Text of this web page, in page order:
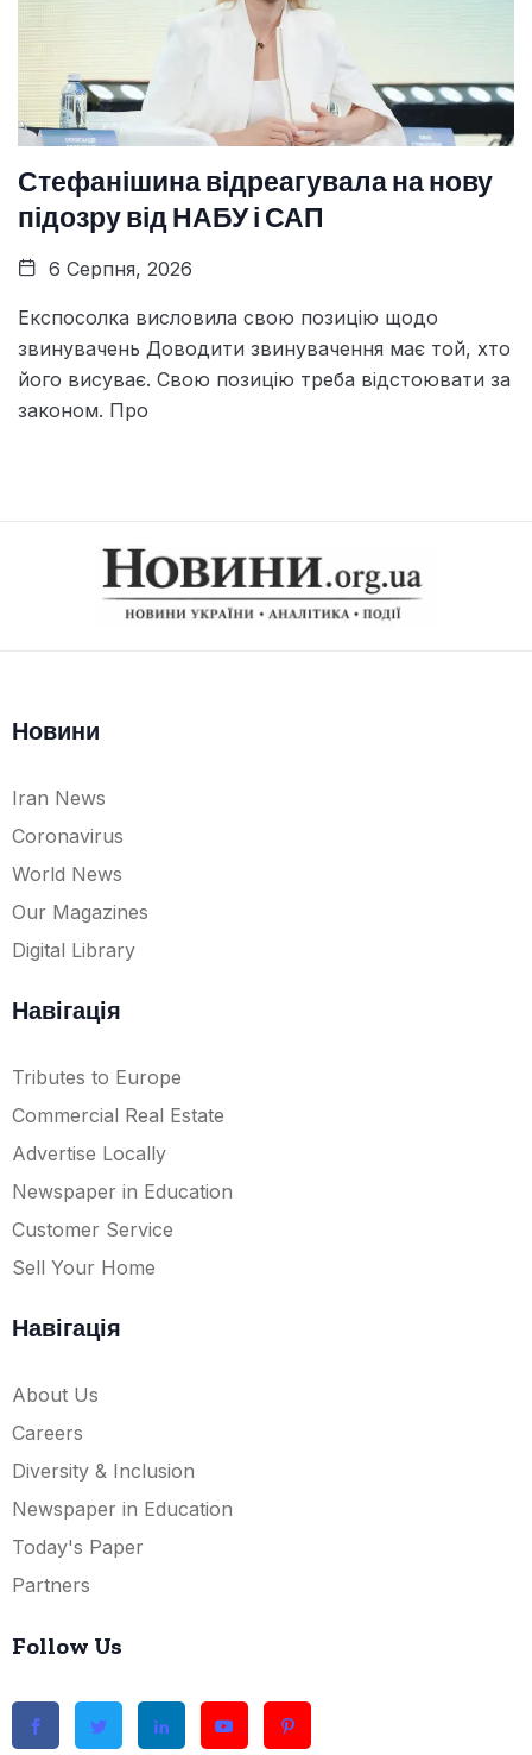
Стефанішина відреагувала на нову
підозру від НАБУ і САП
6 Серпня, 2026
Експосолка висловила свою позицію щодо
звинувачень Доводити звинувачення має той, хто
його висуває. Свою позицію треба відстоювати за
законом. Про
Новини
Iran News
Coronavirus
World News
Our Magazines
Digital Library
Навігація
Tributes to Europe
Commercial Real Estate
Advertise Locally
Newspaper in Education
Customer Service
Sell Your Home
Навігація
About Us
Careers
Diversity & Inclusion
Newspaper in Education
Today's Paper
Partners
Follow Us